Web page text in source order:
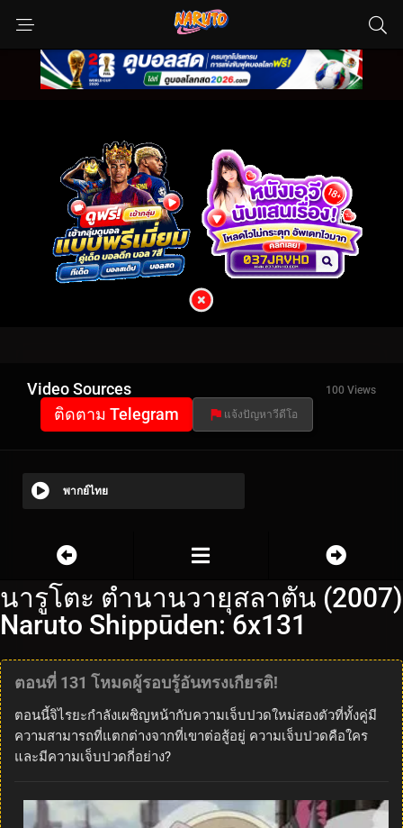
Video Sources 100 Views
ติดตาม Telegram แจ้งปัญหาวีดีโอ
พากย์ไทย
นารูโตะ ตำนานวายุสลาตัน (2007)
Naruto Shippūden: 6x131
ตอนที่ 131 โหมดผู้รอบรู้อันทรงเกียรติ!
ตอนนี้จิไรยะกำลังเผชิญหน้ากับความเจ็บปวดใหม่สองตัวที่ทั้งคู่มี
ความสามารถที่แตกต่างจากที่เขาต่อสู้อยู่ ความเจ็บปวดคือใคร
และมีความเจ็บปวดกี่อย่าง?